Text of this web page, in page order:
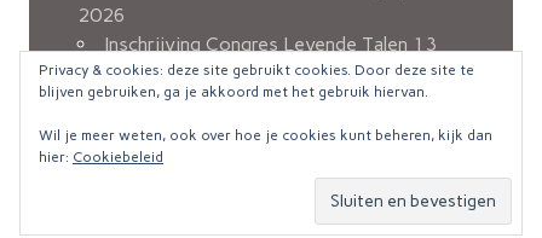
2026
Inschrijving Congres Levende Talen 13
november 2026 geopend
Berichten van de FvOv
Nieuw e-mailadres voor ledenadministratie
zeeFlow Theme
Privacy & cookies: deze site gebruikt cookies. Door deze site te
blijven gebruiken, ga je akkoord met het gebruik hiervan.
Wil je meer weten, ook over hoe je cookies kunt beheren, kijk dan
hier: Cookiebeleid